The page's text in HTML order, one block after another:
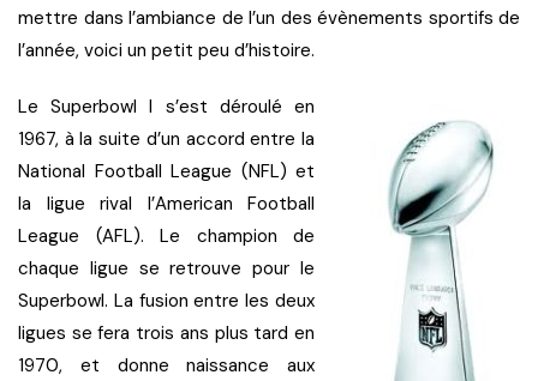
mettre dans l’ambiance de l’un des évènements sportifs de
l’année, voici un petit peu d’histoire.
Le Superbowl I s’est déroulé en
1967, à la suite d’un accord entre la
National Football League (NFL) et
la ligue rival l’American Football
League (AFL). Le champion de
chaque ligue se retrouve pour le
Superbowl. La fusion entre les deux
ligues se fera trois ans plus tard en
1970, et donne naissance aux